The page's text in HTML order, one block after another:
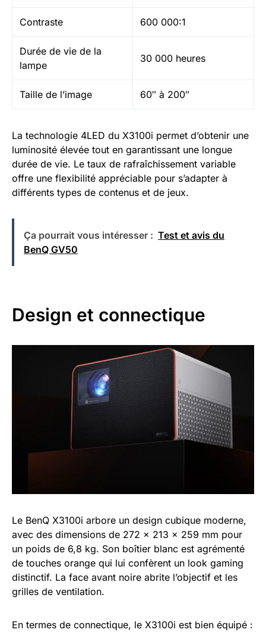
Contraste 600 000:1
Durée de vie de la
lampe
30 000 heures
Taille de l’image 60″ à 200″
La technologie 4LED du X3100i permet d’obtenir une
luminosité élevée tout en garantissant une longue
durée de vie. Le taux de rafraîchissement variable
offre une flexibilité appréciable pour s’adapter à
différents types de contenus et de jeux.
Ça pourrait vous intéresser : Test et avis du
BenQ GV50
Design et connectique
Le BenQ X3100i arbore un design cubique moderne,
avec des dimensions de 272 x 213 x 259 mm pour
un poids de 6,8 kg. Son boîtier blanc est agrémenté
de touches orange qui lui confèrent un look gaming
distinctif. La face avant noire abrite l’objectif et les
grilles de ventilation.
En termes de connectique, le X3100i est bien équipé :